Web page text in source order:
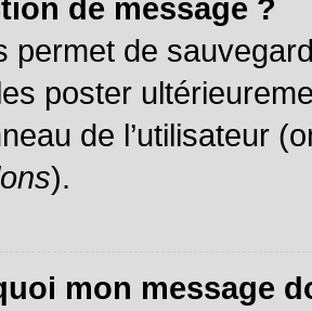
de message ?
permet de
poster
de l’utilisateur
).
mon message